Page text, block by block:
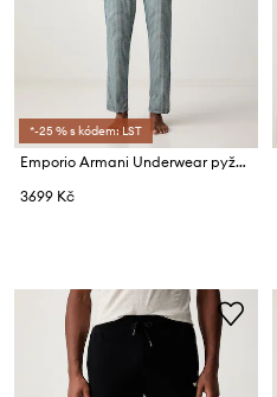
*-25 % s kódem: LST
Emporio Armani Underwear pyžamo pánské bavlněné
3699 Kč